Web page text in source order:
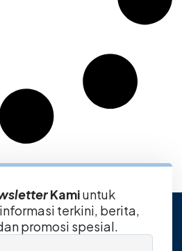
Kamiuntuk
terkini, berita,
promosi spesial.